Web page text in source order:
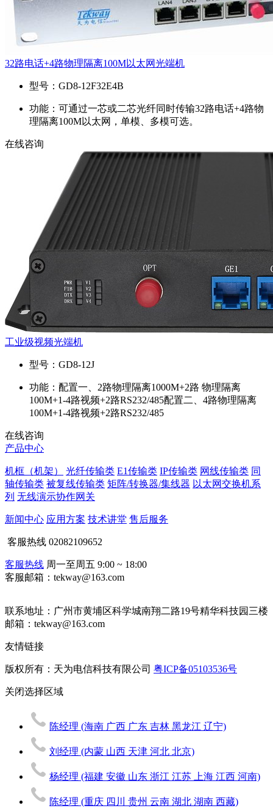
32路电话+4路物理隔离100M以太网光端机
型号： GD8-12F32E4B
功能： 可通过一芯或二芯光纤同时传输32路电话+4路物
理隔离100M以太网，单模、多模可选。
在线咨询
工业级视频光端机
型号： GD8-12J
功能： 配置一、2路物理隔离1000M+2路 物理隔离
100M+1-4路视频+2路RS232/485配置二、4路物理隔离
100M+1-4路视频+2路RS232/485
在线咨询
产品中心
机框（机架） 光纤传输类 E1传输类 IP传输类 网线传输类 同
轴传输类 被复线传输类 矩阵/转换器/集线器 以太网交换机系
列 无线演示协作网关
新闻中心 应用方案 技术讲堂 售后服务
客服热线 02082109652
客服热线 周一至周五 9:00 ~ 18:00
客服邮箱：tekway@163.com
联系地址： 广州市黄埔区科学城南翔二路19号精华科技园三楼
邮箱：tekway@163.com
友情链接
版权所有：天为电信科技有限公司 粤ICP备05103536号
关闭选择区域
陈经理 (海南 广西 广东 吉林 黑龙江 辽宁)
刘经理 (内蒙 山西 天津 河北 北京)
杨经理 (福建 安徽 山东 浙江 江苏 上海 江西 河南)
陈经理 (重庆 四川 贵州 云南 湖北 湖南 西藏)